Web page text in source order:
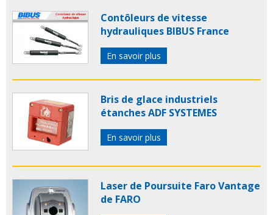
Contôleurs de vitesse
hydrauliques BIBUS France
En savoir plus
Bris de glace industriels
étanches ADF SYSTEMES
En savoir plus
Laser de Poursuite Faro Vantage
de FARO